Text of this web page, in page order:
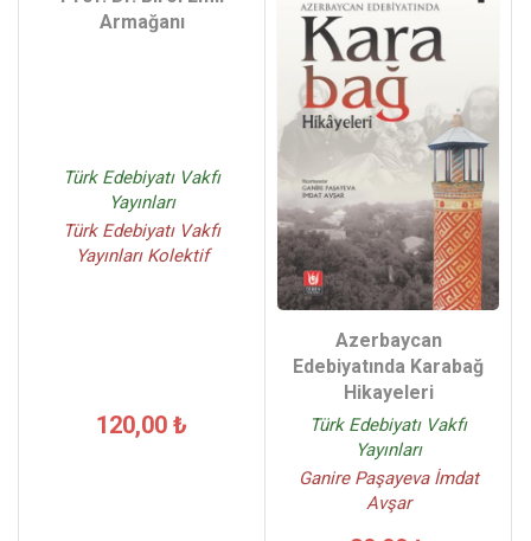
Armağanı
Türk Edebiyatı Vakfı
Yayınları
Türk Edebiyatı Vakfı
Yayınları Kolektif
120,00 ₺
Azerbaycan
Edebiyatında Karabağ
Hikayeleri
Türk Edebiyatı Vakfı
Yayınları
Ganire Paşayeva İmdat
Avşar